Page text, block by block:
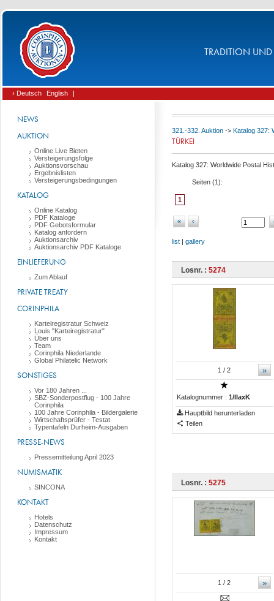
TRADITION UND
› Deutsch English |
NEWS
AUKTION
Online Live Bieten
Versteigerungsfolge
Auktionsvorschau
Ergebnislisten
Versteigerungsbedingungen
KATALOG
Online Katalog
PDF Kataloge
PDF Gebotsformular
Katalog anfordern
Auktionsarchiv
Auktionsarchiv PDF Kataloge
EINLIEFERUNG
Zum Ablauf
PRIVATE TREATY
CORINPHILA
Karteiregistratur Schweiz
Louis "Karteiregistratur"
Über uns
Team
Corinphila Niederlande
Global Philatelic Network
SONSTIGES
Vor 180 Jahren ...
SBZ-Sonderpostflug - 100 Jahre
Corinphila
100 Jahre Corinphila - Bildergalerie
Wirtschaftsprüfer - Testat
Typentafeln Durheim-Ausgaben
PRESSE-NEWS
Pressemitteilung April 2023
NUMISMATIK
SINCONA
KONTAKT
Hotels
Datenschutz
Impressum
Kontakt
321.-332. Auktion -> Katalog 327:
TÜRKEI
Katalog 327: Worldwide Postal
Seiten (1):
1
« ‹
list | gallery
Losnr. : 5274
»
1 / 2
Katalognummer : 1/IIaxK
Hauptbild herunterladen
Teilen
Losnr. : 5275
»
1 / 2